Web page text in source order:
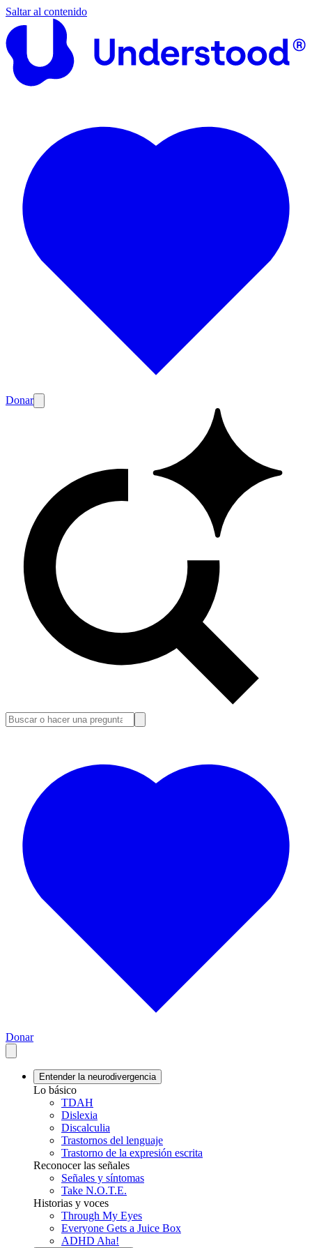
Saltar al contenido
Donar
Donar
Entender la neurodivergencia
Lo básico
TDAH
Dislexia
Discalculia
Trastornos del lenguaje
Trastorno de la expresión escrita
Reconocer las señales
Señales y síntomas
Take N.O.T.E.
Historias y voces
Through My Eyes
Everyone Gets a Juice Box
ADHD Aha!